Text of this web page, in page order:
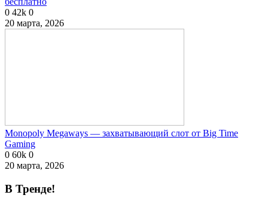
0 42k 0
20 марта, 2026
Monopoly Megaways — захватывающий слот от Big Time
Gaming
0 60k 0
20 марта, 2026
В Тренде!